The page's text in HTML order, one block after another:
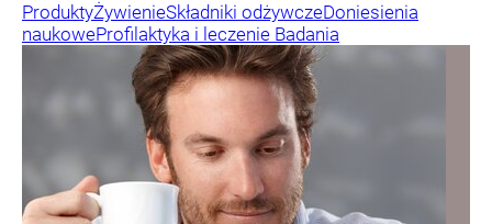
ProduktyŻywienieSkładniki odżywczeDoniesienia
naukoweProfilaktyka i leczenie Badania